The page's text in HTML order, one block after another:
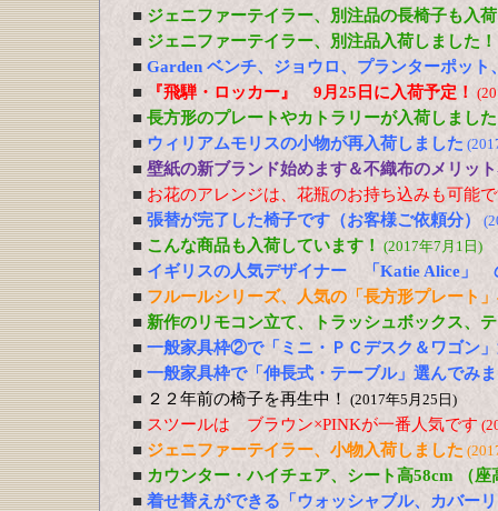
■ ジェニファーテイラー、別注品の長椅子も入
■ ジェニファーテイラー、別注品入荷しました！
■ Garden ベンチ、ジョウロ、プランターポット
■
『飛騨・ロッカー』 9月25日に入荷予定！
■ 長方形のプレートやカトラリーが入荷しました
■ ウィリアムモリスの小物が再入荷しました
■ 壁紙の新ブランド始めます＆不織布のメリッ
■ お花のアレンジは、花瓶のお持ち込みも可能
■ 張替が完了した椅子です（お客様ご依頼分）
■ こんな商品も入荷しています！ (2017年7月1日)
■ イギリスの人気デザイナー 「Katie Alice」
■ フルールシリーズ、人気の「長方形プレート
■ 新作のリモコン立て、トラッシュボックス、
■ 一般家具枠②で「ミニ・ＰＣデスク＆ワゴン
■ 一般家具枠で「伸長式・テーブル」選んでみ
■ ２２年前の椅子を再生中！ (2017年5月25日)
■ スツールは ブラウン×PINKが一番人気です
■ ジェニファーテイラー、小物入荷しました
■ カウンター・ハイチェア、シート高58cm （座
■ 着せ替えができる「ウォッシャブル、カバー